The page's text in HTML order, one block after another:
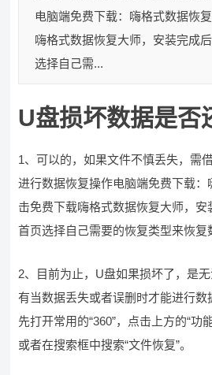
电脑端免费下载：嗨格式数据恢
嗨格式数据恢复大师，安装完成
选择自己需...
U盘损坏数据是否
1、可以的，如果文件不慎丢失，需
进行数据恢复操作电脑端免费下载：
击免费下载嗨格式数据恢复大师，安
首页选择自己需要的恢复类型来恢复
2、目前为止，U盘如果损坏了，是
有当数据丢失或者误删时才能进行
先打开常用的“360”，点击上方的“功
或者在搜索框中搜索“文件恢复”。